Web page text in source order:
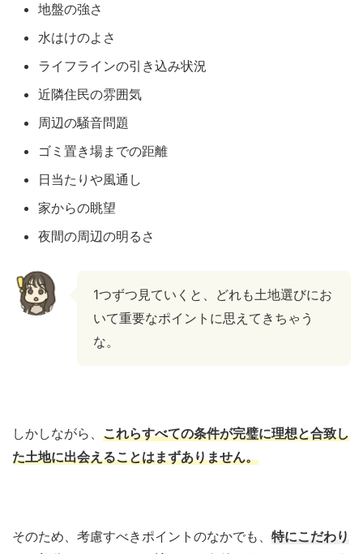
地盤の強さ
水はけのよさ
ライフラインの引き込み状況
近隣住民の雰囲気
周辺の騒音問題
ゴミ置き場までの距離
日当たりや風通し
家からの眺望
夜間の周辺の明るさ
1つずつ見ていくと、どれも土地選びにお
いて重要なポイントに思えてきちゃう
な。
しかしながら、 これらすべての条件が完璧に理想と合致し
た土地に出会えることはまずありません。
そのため、考慮すべきポイントのなかでも、 特にこだわり